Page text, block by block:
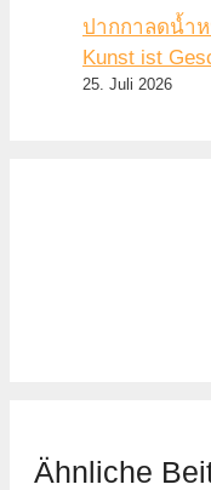
ปากกาลดน้ำ
Kunst ist
25. Juli 2026
Ähnliche